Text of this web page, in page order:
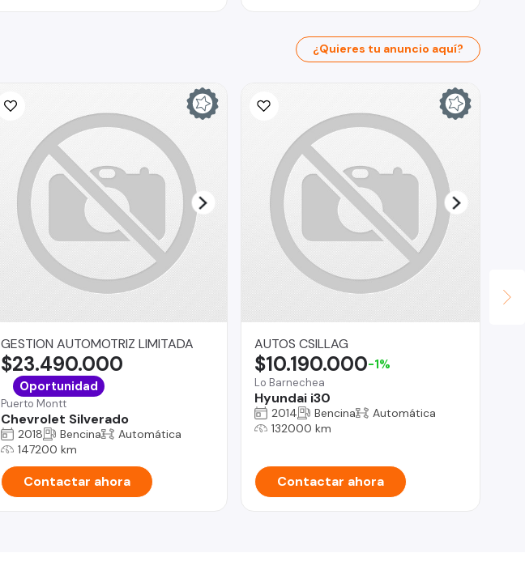
¿Quieres tu anuncio aquí?
GESTION AUTOMOTRIZ LIMITADA
Puerto Montt
Chevrolet Silverado
$23.490.000
Oportunidad
2018 Bencina
Automática
147200 km
Contactar ahora
AUTOS CSILLAG
Lo Barnechea
Hyundai i30
$10.190.000-1%
2014 Bencina
Automática
132000 km
Contactar ahora